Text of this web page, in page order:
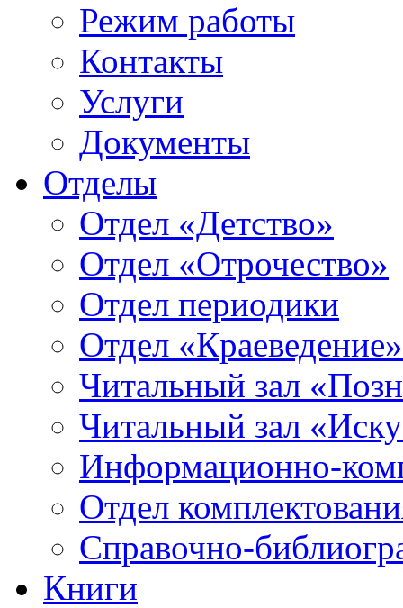
Режим работы
Контакты
Услуги
Документы
Отделы
Отдел «Детство»
Отдел «Отрочество»
Отдел периодики
Отдел «Краеведение»
Читальный зал
Читальный зал
Информационно-
Отдел
Справочно-
Книги